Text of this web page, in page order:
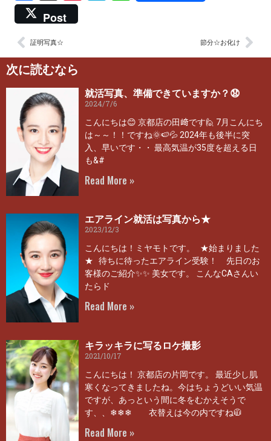
Post
証明写真☆ 節分☆お化け
次に読むなら
就活写真、準備できていますか？😧
2024/7/6
こんにちは😊 京都店の田﨑です🙋 7月こんにち
は～～！！ですね🌞🍉💦 2024年も後半に突
入、早いです・・ 最高気温が35度を超える日
も&#
Read More »
エアライン就活は写真から★
2023/12/3
こんにちは！ミヤモトです。 ★始まりました
★ 待ちに待ったエアライン受験！ 先日のお
客様のご紹介✨✨ 美女です。 こんなCAさんい
たらド
Read More »
キラッキラに写るロケ撮影
2021/10/17
こんにちは！ 京都店の片岡です。 最近少し肌
寒くなってきましたね。今はちょうどいい気温
ですが、あっという間に冬をむかえそうで
す、、❄❄❄ 衣替えは今の内ですね🧥
Read More »